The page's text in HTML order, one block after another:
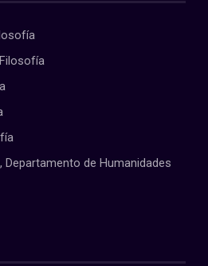
de Humanidades